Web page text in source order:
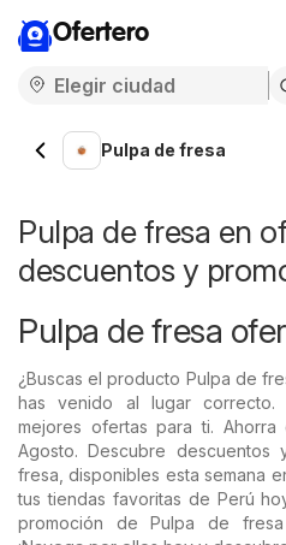
Ofertero
Pulpa de fresa
Pulpa de fresa en
descuentos y
Pulpa de fresa
¿Buscas el producto Pulpa de
has venido al lugar
mejores ofertas para ti.
Agosto. Descubre
fresa, disponibles esta semana
tus tiendas favoritas de Perú
promoción de Pulpa de